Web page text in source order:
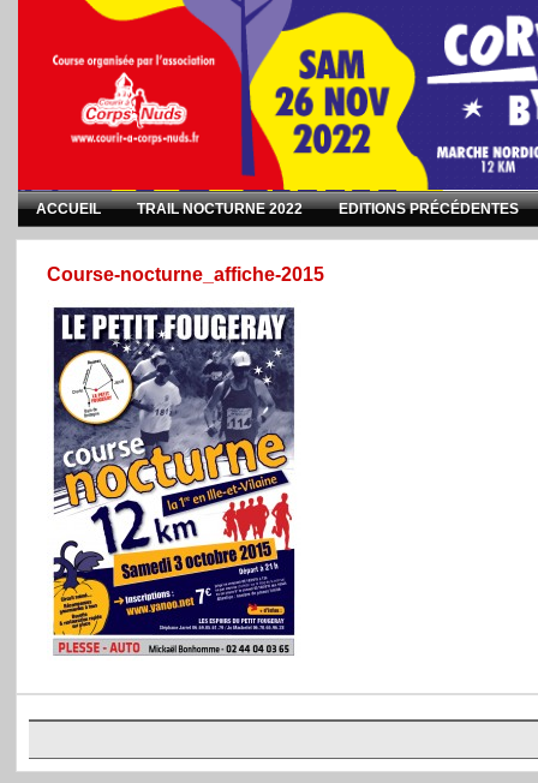
ACCUEIL TRAIL NOCTURNE 2022 EDITIONS PRÉCÉDENTES
Course-nocturne_affiche-2015